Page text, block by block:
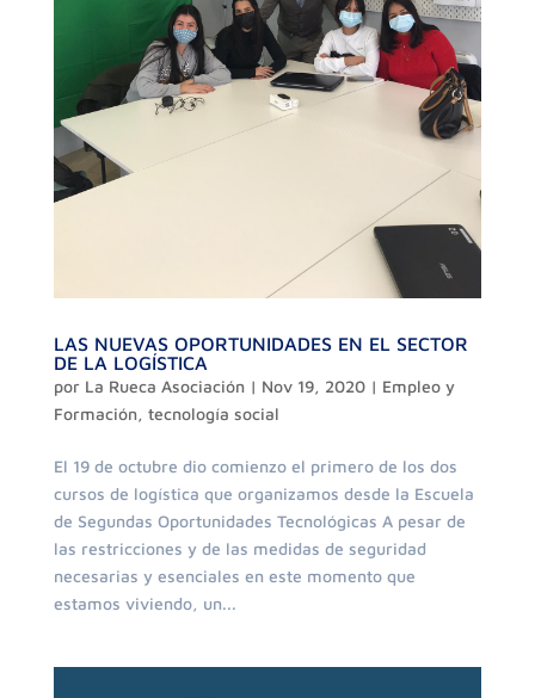
LAS NUEVAS OPORTUNIDADES EN EL SECTOR
DE LA LOGÍSTICA
por La Rueca Asociación| Nov 19, 2020| Empleo y
Formación, tecnología social
El 19 de octubre dio comienzo el primero de los dos
cursos de logística que organizamos desde la Escuela
de Segundas Oportunidades Tecnológicas A pesar de
las restricciones y de las medidas de seguridad
necesarias y esenciales en este momento que
estamos viviendo, un...